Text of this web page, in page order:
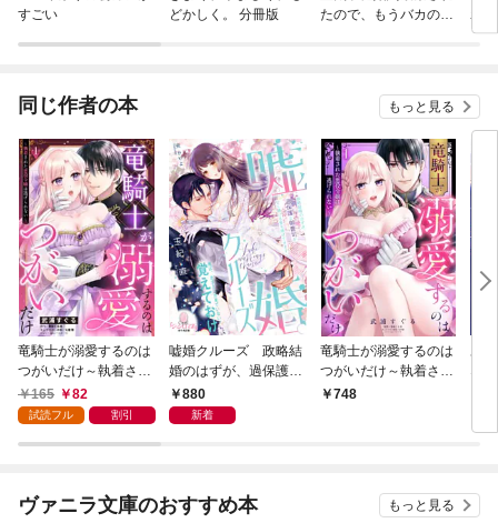
すごい
どかしく。 分冊版
たので、もうバカのふ
わ
同じ作者の本 もっと見る
竜騎士が溺愛するのは
つがいだけ～執着され
た悪役令嬢は逃げられ
ない～【単話売】 1話
165 82
試読フル 割引
嘘婚クルーズ 政略結
婚のはずが、過保護な
御曹司が甘く蕩ける愛
を捧げてきます
880
新着
竜騎士が溺愛するのは
つがいだけ～執着され
た悪役令嬢は逃げられ
748
な
ヴァニラ文庫のおすすめ本 もっと見る